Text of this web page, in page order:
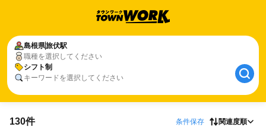
島根県旅伏駅
職種を選択してください
シフト制
キーワードを選択してください
130件 条件保存 関連度順